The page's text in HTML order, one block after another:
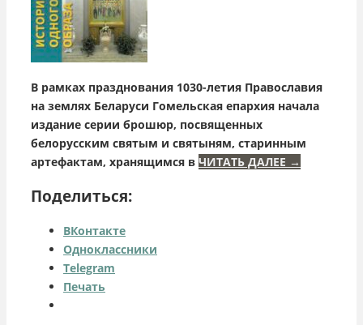
В рамках празднования 1030-летия Православия
на землях Беларуси Гомельская епархия начала
издание серии брошюр, посвященных
белорусским святым и святыням, старинным
артефактам, хранящимся в ЧИТАТЬ ДАЛЕЕ →
Поделиться:
ВКонтакте
Одноклассники
Telegram
Печать